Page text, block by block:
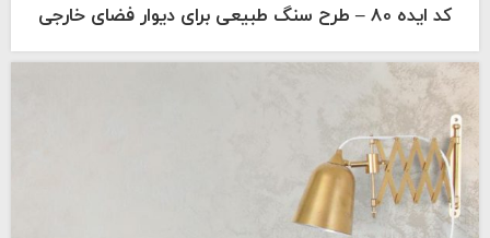
کد ایده 80 – طرح سنگ طبیعی برای دیوار فضای خارجی